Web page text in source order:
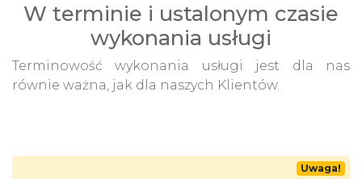
W terminie i ustalonym czasie
wykonania usługi
Terminowość wykonania usługi jest dla nas
równie ważna, jak dla naszych Klientów.
Uwaga!